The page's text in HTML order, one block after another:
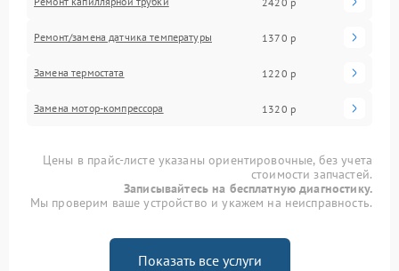
Ремонт/замена датчика температуры 1370 р
Замена термостата 1220 р
Замена мотор-компрессора 1320 р
Цены в прайс-листе указаны ориентировочные, без учета
стоимости запчастей.
Записывайтесь на бесплатную диагностику.
Мы проверим ваше устройство и укажем на неисправность.
Показать все услуги